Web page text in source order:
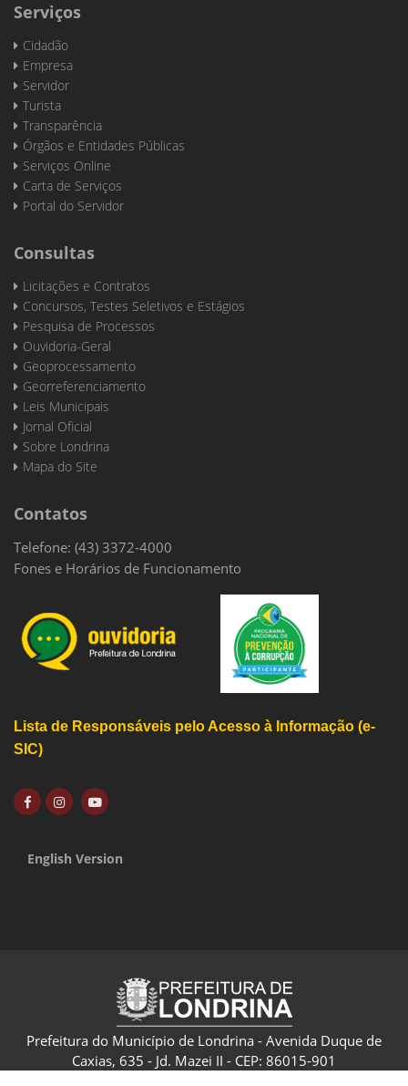
Serviços
Cidadão
Empresa
Servidor
Turista
Transparência
Órgãos e Entidades Públicas
Serviços Online
Carta de Serviços
Portal do Servidor
Consultas
Licitações e Contratos
Concursos, Testes Seletivos e Estágios
Pesquisa de Processos
Ouvidoria-Geral
Geoprocessamento
Georreferenciamento
Leis Municipais
Jornal Oficial
Sobre Londrina
Mapa do Site
Contatos
Telefone: (43) 3372-4000
Fones e Horários de Funcionamento
Lista de Responsáveis pelo Acesso à Informação (e-
SIC)
English Version
Prefeitura do Município de Londrina - Avenida Duque de
Caxias, 635 - Jd. Mazei II - CEP: 86015-901